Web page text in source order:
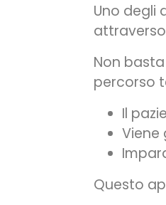
Uno degli
attraverso
Non
percorso
Il
Viene
Questo